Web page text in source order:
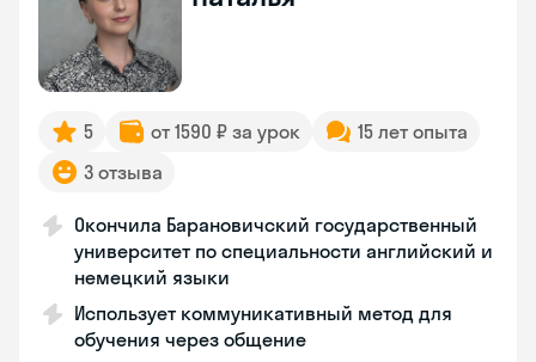
5 от 1590 ₽ за урок
15 лет опыта
3 отзыва
Окончила Барановичский государственный
университет по специальности английский и
немецкий языки
Использует коммуникативный метод для
обучения через общение